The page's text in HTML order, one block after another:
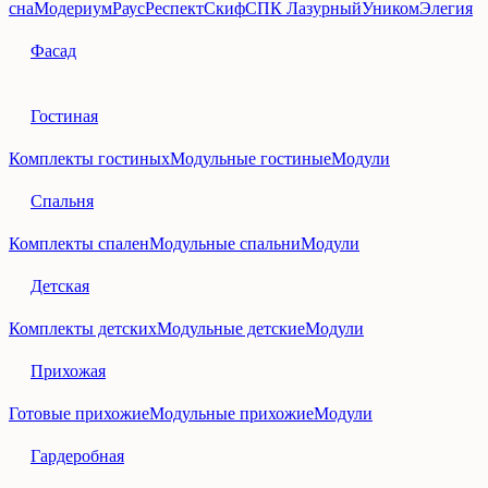
снаМодериумРаусРеспектСкифСПК ЛазурныйУникомЭлегия
Фасад
Гостиная
Комплекты гостиныхМодульные гостиныеМодули
Спальня
Комплекты спаленМодульные спальниМодули
Детская
Комплекты детскихМодульные детскиеМодули
Прихожая
Готовые прихожиеМодульные прихожиеМодули
Гардеробная